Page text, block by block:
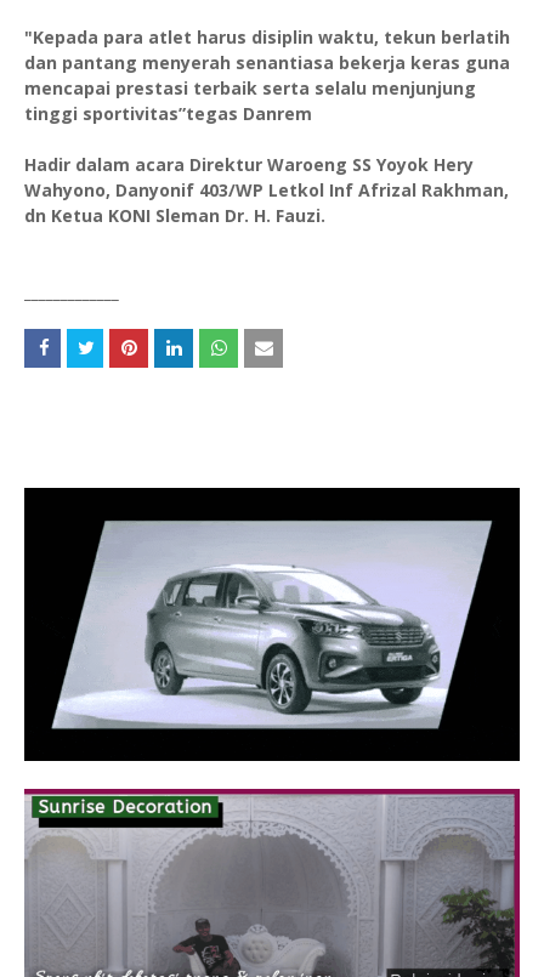
"Kepada para atlet harus disiplin waktu, tekun berlatih
dan pantang menyerah senantiasa bekerja keras guna
mencapai prestasi terbaik serta selalu menjunjung
tinggi sportivitas”tegas Danrem
Hadir dalam acara Direktur Waroeng SS Yoyok Hery
Wahyono, Danyonif 403/WP Letkol Inf Afrizal Rakhman,
dn Ketua KONI Sleman Dr. H. Fauzi.